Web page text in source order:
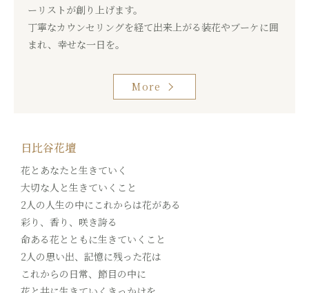
ーリストが創り上げます。
丁寧なカウンセリングを経て出来上がる装花やブーケに囲
まれ、幸せな一日を。
More
日比谷花壇
花とあなたと生きていく
大切な人と生きていくこと
2人の人生の中にこれからは花がある
彩り、香り、咲き誇る
命ある花とともに生きていくこと
2人の思い出、記憶に残った花は
これからの日常、節目の中に